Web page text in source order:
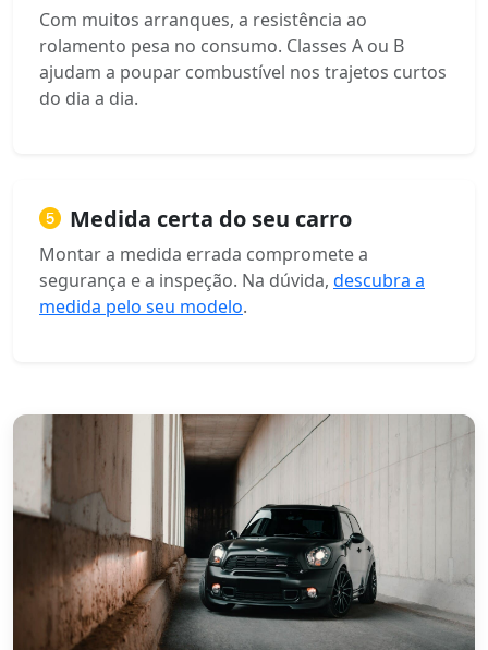
Com muitos arranques, a resistência ao
rolamento pesa no consumo. Classes A ou B
ajudam a poupar combustível nos trajetos curtos
do dia a dia.
Medida certa do seu carro
Montar a medida errada compromete a
segurança e a inspeção. Na dúvida, descubra a
medida pelo seu modelo.